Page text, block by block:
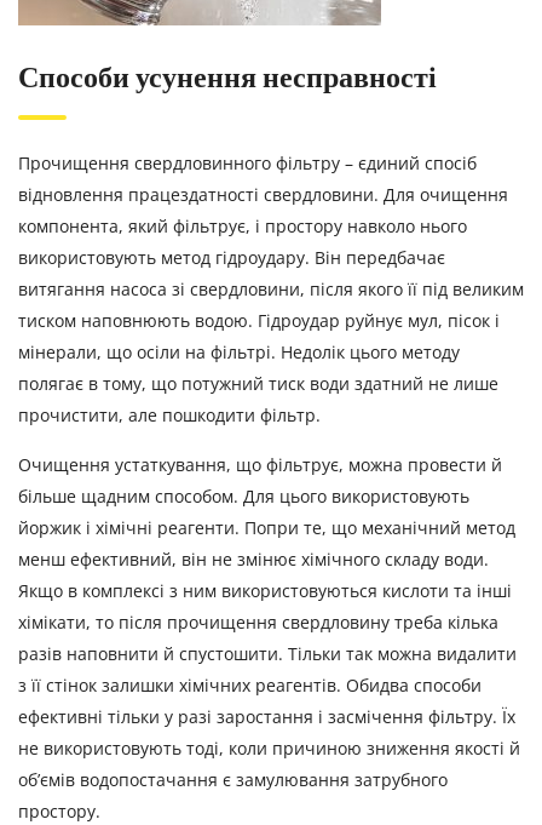
Способи усунення несправності
Прочищення свердловинного фільтру – єдиний спосіб
відновлення працездатності свердловини. Для очищення
компонента, який фільтрує, і простору навколо нього
використовують метод гідроудару. Він передбачає
витягання насоса зі свердловини, після якого її під великим
тиском наповнюють водою. Гідроудар руйнує мул, пісок і
мінерали, що осіли на фільтрі. Недолік цього методу
полягає в тому, що потужний тиск води здатний не лише
прочистити, але пошкодити фільтр.
Очищення устаткування, що фільтрує, можна провести й
більше щадним способом. Для цього використовують
йоржик і хімічні реагенти. Попри те, що механічний метод
менш ефективний, він не змінює хімічного складу води.
Якщо в комплексі з ним використовуються кислоти та інші
хімікати, то після прочищення свердловину треба кілька
разів наповнити й спустошити. Тільки так можна видалити
з її стінок залишки хімічних реагентів. Обидва способи
ефективні тільки у разі заростання і засмічення фільтру. Їх
не використовують тоді, коли причиною зниження якості й
об’ємів водопостачання є замулювання затрубного
простору.